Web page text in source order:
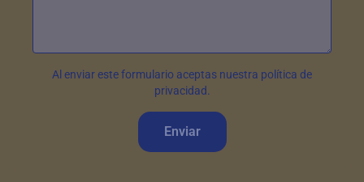
Al enviar este formulario aceptas nuestra política de
privacidad.
Enviar